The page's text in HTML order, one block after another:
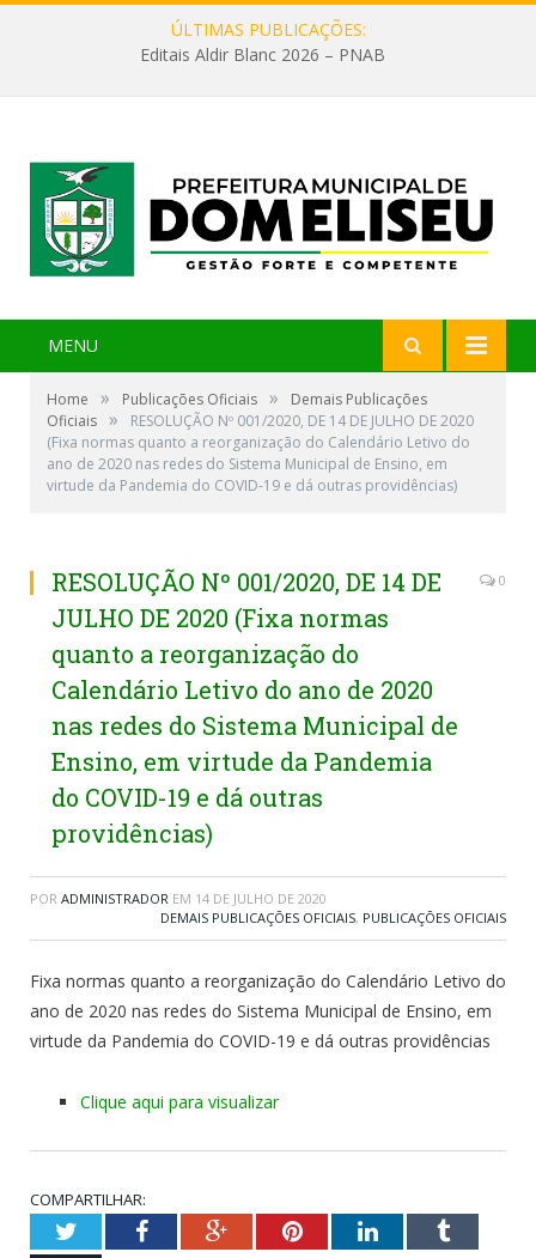
ÚLTIMAS PUBLICAÇÕES:
Editais Aldir Blanc 2026 – PNAB
MENU
Home » Publicações Oficiais »
Demais Publicações
Oficiais »
RESOLUÇÃO Nº 001/2020, DE 14 DE JULHO DE 2020
(Fixa normas quanto a reorganização do Calendário Letivo do
ano de 2020 nas redes do Sistema Municipal de Ensino, em
virtude da Pandemia do COVID-19 e dá outras providências)
RESOLUÇÃO Nº 001/2020, DE 14 DE
JULHO DE 2020 (Fixa normas
quanto a reorganização do
Calendário Letivo do ano de 2020
nas redes do Sistema Municipal de
Ensino, em virtude da Pandemia
do COVID-19 e dá outras
providências)
0
POR ADMINISTRADOR EM 14 DE JULHO DE 2020
DEMAIS PUBLICAÇÕES OFICIAIS, PUBLICAÇÕES OFICIAIS
Fixa normas quanto a reorganização do Calendário Letivo do
ano de 2020 nas redes do Sistema Municipal de Ensino, em
virtude da Pandemia do COVID-19 e dá outras providências
Clique aqui para visualizar
COMPARTILHAR:
TwitterFacebookGoogle+PinterestLinkedInTumblr